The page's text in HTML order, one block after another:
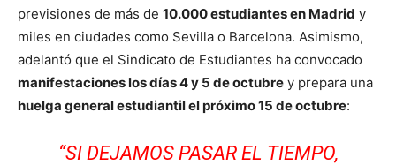
previsiones de más de 10.000 estudiantes en Madrid y
miles en ciudades como Sevilla o Barcelona. Asimismo,
adelantó que el Sindicato de Estudiantes ha convocado
manifestaciones los días 4 y 5 de octubre y prepara una
huelga general estudiantil el próximo 15 de octubre:
“SI DEJAMOS PASAR EL TIEMPO,